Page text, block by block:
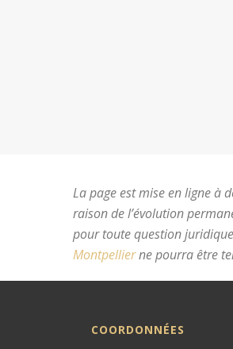
La page est mise en ligne à
raison de l’évolution
pour toute question
Montpellierne pourra être
COORDONNÉES